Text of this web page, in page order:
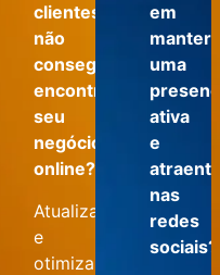
clientes
não
conseguem
encontrar
seu
negócio
online?
Atualizamos
e
otimizamos
em
manter
uma
presença
ativa
e
atraente
nas
redes
sociais?